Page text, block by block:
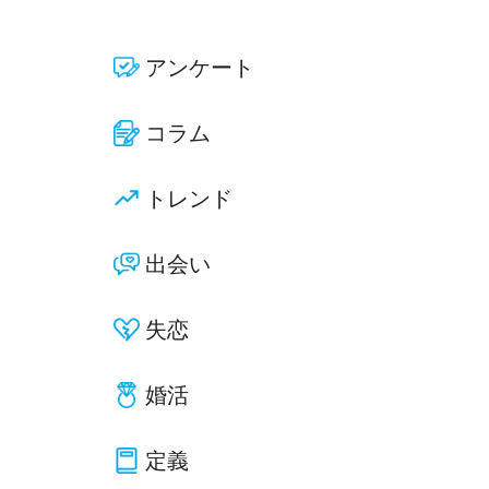
アンケート
コラム
トレンド
出会い
失恋
婚活
定義